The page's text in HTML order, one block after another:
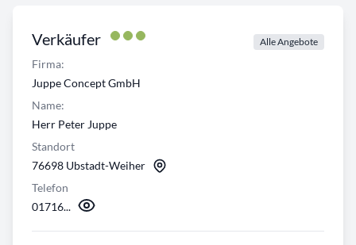
Verkäufer Alle Angebote
Firma:
Juppe Concept GmbH
Name:
Herr Peter Juppe
Standort
76698 Ubstadt-Weiher
Telefon
01716...